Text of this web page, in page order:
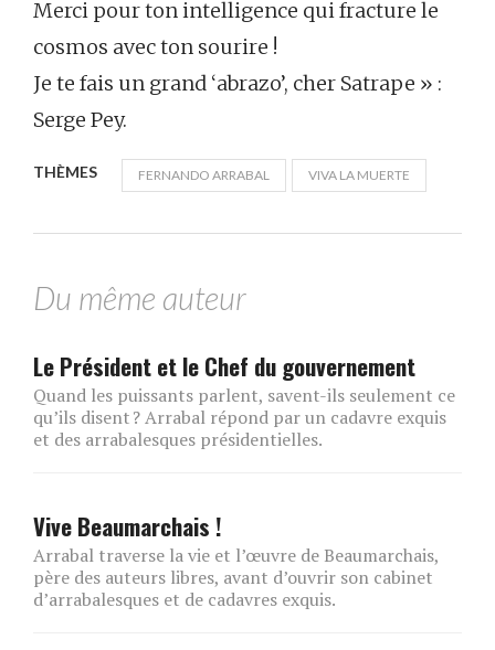
Merci pour ton intelligence qui fracture le
cosmos avec ton sourire !
Je te fais un grand ‘abrazo’, cher Satrape » :
Serge Pey.
THÈMES FERNANDO ARRABAL VIVA LA MUERTE
Du même auteur
Le Président et le Chef du gouvernement
Quand les puissants parlent, savent-ils seulement ce
qu’ils disent ? Arrabal répond par un cadavre exquis
et des arrabalesques présidentielles.
Vive Beaumarchais !
Arrabal traverse la vie et l’œuvre de Beaumarchais,
père des auteurs libres, avant d’ouvrir son cabinet
d’arrabalesques et de cadavres exquis.